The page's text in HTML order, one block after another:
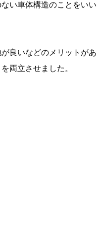
い車体構造のことをいい
良いなどのメリットがあ
両立させました。